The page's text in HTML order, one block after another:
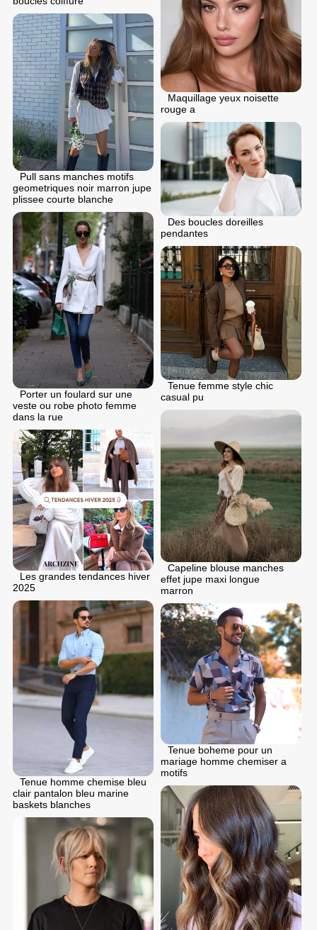
Maquillage yeux noisette
rouge a
Pull sans manches motifs
geometriques noir marron jupe
plissee courte blanche
Des boucles doreilles
pendantes
Porter un foulard sur une
veste ou robe photo femme
dans la rue
Tenue femme style chic
casual pu
Capeline blouse manches
effet jupe maxi longue
marron
Les grandes tendances hiver
2025
Tenue homme chemise bleu
clair pantalon bleu marine
baskets blanches
Tenue boheme pour un
mariage homme chemiser a
motifs